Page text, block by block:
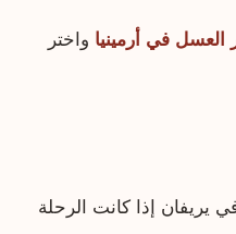
في أرمينيا واختر
يريفان إذا كانت الرحلة